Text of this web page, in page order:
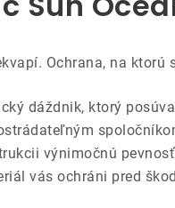
Ochrana, na ktorú
dáždnik, ktorý
výnimočnú
vás ochráni pred